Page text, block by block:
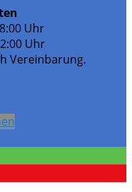
Uhr
Uhr
Vereinbarung.